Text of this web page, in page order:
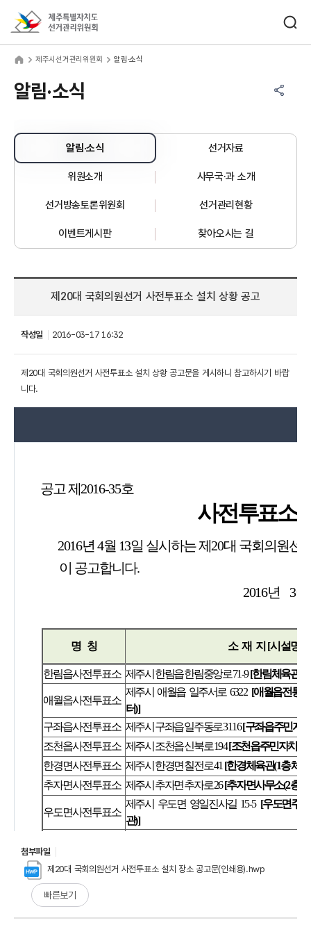
제주시선거관리위원회 알림·소식
알림·소식
알림·소식 선거자료
위원소개 사무국·과 소개
선거방송토론위원회 선거관리현황
이벤트게시판 찾아오시는 길
제20대 국회의원선거 사전투표소 설치 상황 공고
작성일 2016-03-17 16:32
제20대 국회의원선거 사전투표소 설치 상황 공고문을 게시하니 참고하시기 바랍
니다.
첨부파일
제20대 국회의원선거 사전투표소 설치 장소 공고문(인쇄용).hwp
빠른보기